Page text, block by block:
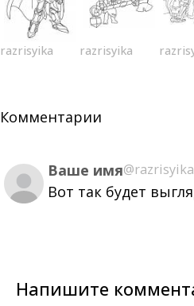
razrisyika razrisyika
Комментарии
Ваше имя@razrisyika
Вот так будет
Напишите